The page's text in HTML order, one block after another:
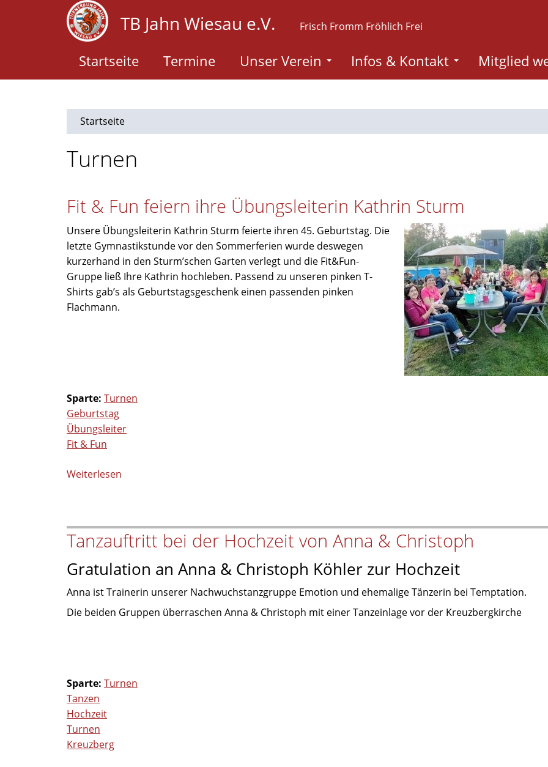
TB Jahn Wiesau e.V. Frisch Fromm Fröhlich Frei
Startseite Termine Unser Verein Infos & Kontakt Mitglied
Startseite
Turnen
Fit & Fun feiern ihre Übungsleiterin Kathrin Sturm
Unsere Übungsleiterin Kathrin Sturm feierte ihren 45. Geburtstag. Die
letzte Gymnastikstunde vor den Sommerferien wurde deswegen
kurzerhand in den Sturm’schen Garten verlegt und die Fit&Fun-
Gruppe ließ Ihre Kathrin hochleben. Passend zu unseren pinken T-
Shirts gab’s als Geburtstagsgeschenk einen passenden pinken
Flachmann.
Sparte: Turnen
Geburtstag
Übungsleiter
Fit & Fun
Weiterlesen
feiern
ihre
Übungsleiterin
Sturm
Tanzauftritt bei der Hochzeit von Anna & Christoph
Gratulation an Anna & Christoph Köhler zur Hochzeit
Anna ist Trainerin unserer Nachwuchstanzgruppe Emotion und ehemalige Tänzerin bei Temptation.
Die beiden Gruppen überraschen Anna & Christoph mit einer Tanzeinlage vor der Kreuzbergkirche
Sparte: Turnen
Tanzen
Hochzeit
Turnen
Kreuzberg